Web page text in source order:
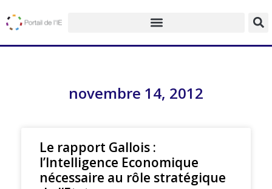
novembre 14, 2012
Le rapport Gallois :
l’Intelligence Economique
nécessaire au rôle stratégique